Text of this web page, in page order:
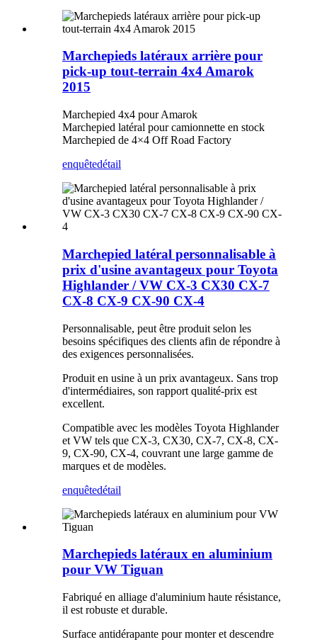
Marchepieds latéraux arrière pour
pick-up tout-terrain 4x4 Amarok
2015
Marchepied 4x4 pour Amarok
Marchepied latéral pour camionnette en stock
Marchepied de 4×4 Off Road Factory
enquêtedétail
Marchepied latéral personnalisable à
prix d'usine avantageux pour Toyota
Highlander / VW CX-3 CX30 CX-7
CX-8 CX-9 CX-90 CX-4
Personnalisable, peut être produit selon les
besoins spécifiques des clients afin de répondre à
des exigences personnalisées.
Produit en usine à un prix avantageux. Sans trop
d'intermédiaires, son rapport qualité-prix est
excellent.
Compatible avec les modèles Toyota Highlander
et VW tels que CX-3, CX30, CX-7, CX-8, CX-
9, CX-90, CX-4, couvrant une large gamme de
marques et de modèles.
enquêtedétail
Marchepieds latéraux en aluminium
pour VW Tiguan
Fabriqué en alliage d'aluminium haute résistance,
il est robuste et durable.
Surface antidérapante pour monter et descendre